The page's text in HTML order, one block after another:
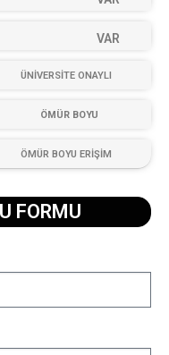
VAR
ÜNİVERSİTE ONAYLI
ÖMÜR BOYU
ÖMÜR BOYU ERİŞİM
FORMU​